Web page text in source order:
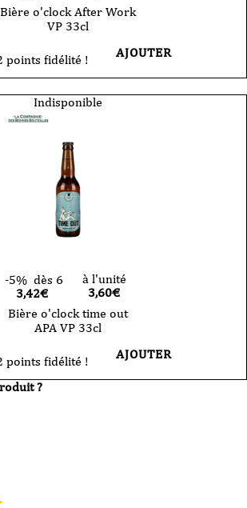
Bière o'clock After Work
VP 33cl
points fidélité ! AJOUTER
Indisponible
-5% dès 6
3,42€
à l'unité
3,60€
Bière o'clock time out
APA VP 33cl
points fidélité ! AJOUTER
?